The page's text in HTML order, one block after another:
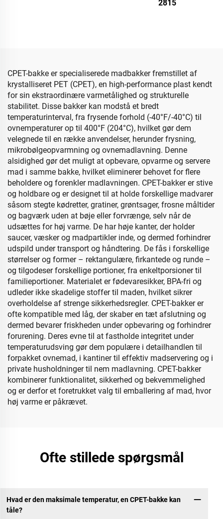
2815
CPET-bakke er specialiserede madbakker fremstillet af
krystalliseret PET (CPET), en high-performance plast kendt
for sin ekstraordinære varmetålighed og strukturelle
stabilitet. Disse bakker kan modstå et bredt
temperaturinterval, fra frysende forhold (-40°F/-40°C) til
ovnemperaturer op til 400°F (204°C), hvilket gør dem
velegnede til en række anvendelser, herunder frysning,
mikrobølgeopvarmning og ovnemadlavning. Denne
alsidighed gør det muligt at opbevare, opvarme og servere
mad i samme bakke, hvilket eliminerer behovet for flere
beholdere og forenkler madlavningen. CPET-bakker er stive
og holdbare og er designet til at holde forskellige madvarer
såsom stegte kødretter, gratiner, grøntsager, frosne måltider
og bagværk uden at bøje eller forvrænge, selv når de
udsættes for høj varme. De har høje kanter, der holder
saucer, væsker og madpartikler inde, og dermed forhindrer
udspild under transport og håndtering. De fås i forskellige
størrelser og former – rektangulære, firkantede og runde –
og tilgodeser forskellige portioner, fra enkeltporsioner til
familieportioner. Materialet er fødevaresikker, BPA-fri og
udleder ikke skadelige stoffer til maden, hvilket sikrer
overholdelse af strenge sikkerhedsregler. CPET-bakker er
ofte kompatible med låg, der skaber en tæt afslutning og
dermed bevarer friskheden under opbevaring og forhindrer
forurening. Deres evne til at fastholde integritet under
temperaturudsving gør dem populære i detailhandlen til
forpakket ovnemad, i kantiner til effektiv madservering og i
private husholdninger til nem madlavning. CPET-bakker
kombinerer funktionalitet, sikkerhed og bekvemmelighed
og er derfor et foretrukket valg til emballering af mad, hvor
høj varme er påkrævet.
Ofte stillede spørgsmål
Hvad er den maksimale temperatur, en CPET-bakke kan
tåle?